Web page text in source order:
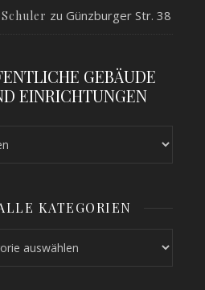
zu Günzburger Str. 38
GEBÄUDE
EINRICHTUNGEN
KATEGORIEN